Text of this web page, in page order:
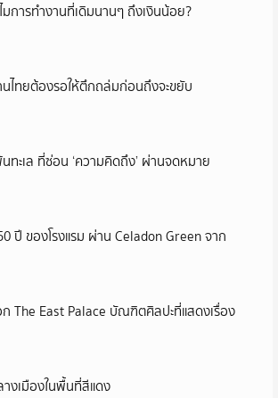
การทำงานที่เดิมนานๆ ถึงเงินน้อย?
นไทยต้องรอให้ตึกถล่มก่อนถึงจะขยับ
ทะเล ที่ซ่อน ‘ความคิดถึง’ ผ่านจดหมาย
ปี ของโรงแรม ผ่าน Celadon Green จาก
The East Palace บัณฑิตศิลปะที่แสดงเรื่อง
งเมืองในพื้นที่สีแดง